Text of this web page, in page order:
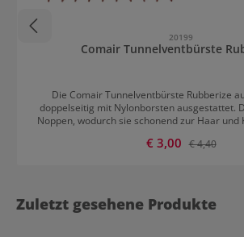
20199
Comair Tunnelventbürste
Die Comair Tunnelventbürste Rubberize
doppelseitig mit Nylonborsten ausgestattet.
Noppen, wodurch sie schonend zur Haar und
Bürste hat eine praktische Aufhänge-Öse. Die
Verkaufspreis:
€ 3,00 Regulärer
€ 4,40
Zuletzt gesehene Produkte